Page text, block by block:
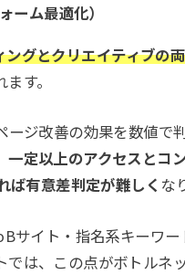
ーム最適化）
ングとクリエイティブの
す。
ージ改善の効果を数値で
一定以上のアクセスとコ
ば有意差判定が難しく な
サイト・指名系キーワー
では、この点がボトルネ